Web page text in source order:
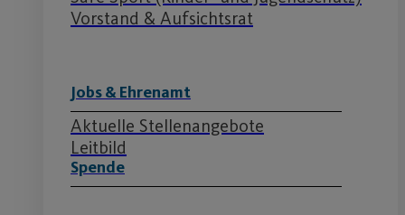
Vorstand & Aufsichtsrat
Jobs & Ehrenamt
Aktuelle Stellenangebote
Leitbild
Spende